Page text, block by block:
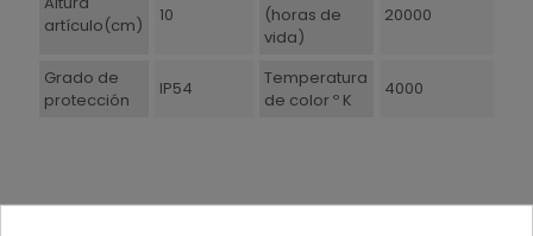
artículo(cm)
10
(horas de
vida)
20000
Grado de
protección
IP54
Temperatura
de color º K
4000